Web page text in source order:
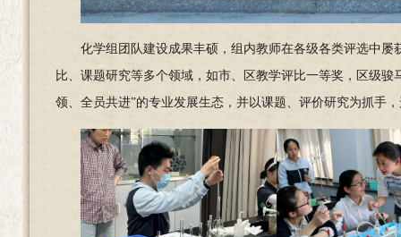
化学组团队建设成果丰硕，组内教师在各级各类评选中
比、课题研究等多个领域，如市、区教学评比一等奖，区级
领、全员共进”的专业发展生态，并以课题、评价研究为抓手